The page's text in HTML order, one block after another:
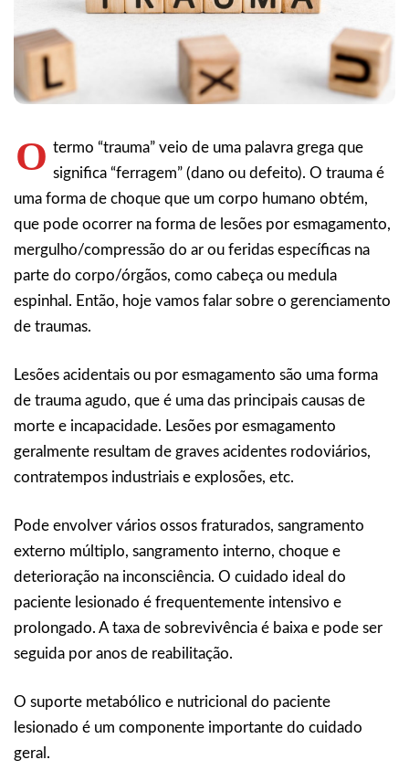
O termo “trauma” veio de uma palavra grega que
significa “ferragem” (dano ou defeito). O trauma é
uma forma de choque que um corpo humano obtém,
que pode ocorrer na forma de lesões por esmagamento,
mergulho/compressão do ar ou feridas específicas na
parte do corpo/órgãos, como cabeça ou medula
espinhal. Então, hoje vamos falar sobre o gerenciamento
de traumas.
Lesões acidentais ou por esmagamento são uma forma
de trauma agudo, que é uma das principais causas de
morte e incapacidade. Lesões por esmagamento
geralmente resultam de graves acidentes rodoviários,
contratempos industriais e explosões, etc.
Pode envolver vários ossos fraturados, sangramento
externo múltiplo, sangramento interno, choque e
deterioração na inconsciência. O cuidado ideal do
paciente lesionado é frequentemente intensivo e
prolongado. A taxa de sobrevivência é baixa e pode ser
seguida por anos de reabilitação.
O suporte metabólico e nutricional do paciente
lesionado é um componente importante do cuidado
geral.